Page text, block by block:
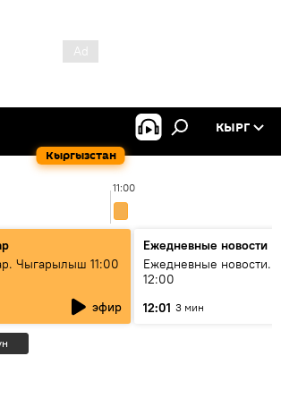
Кыргызстан
КЫРГ
11:00
Чыгарылыш 11:00
эфир
Ежедневные новости
Ежедневные новости.
12:00
12:01 3 мин